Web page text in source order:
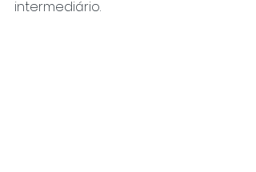
intermediário.